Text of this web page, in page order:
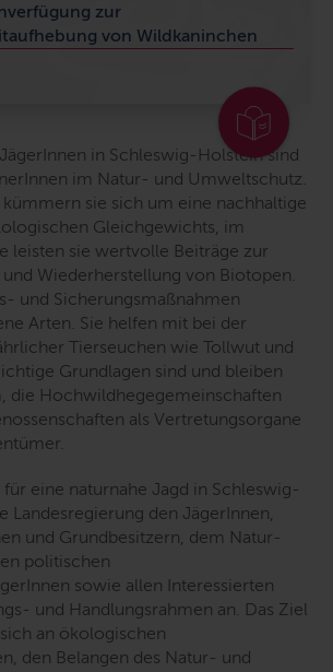
zur
von Wildkaninchen
in Schleswig-Holstein sind
im Natur- und Umweltschutz.
kümmern sie sich um eine nachhaltige
Gleichgewichts, im
leisten sie wertvolle Beiträge zur
Wiederherstellung von Biotopen.
und Sicherungsmaßnahmen
Arten. Sie helfen mit bei der
Tierseuchen wie Tollwut und
Grundlagen sind und bleiben
die Hochwildhegegemeinschaften
als Vertretungsorgane
eine naturnahe Jagd in Schleswig-
Landesregierung den JägerInnen,
und Grundbesitzern, dem Natur-
politischen
sowie allen Interessierten
und Handlungsrahmen an. Das Ziel
an ökologischen
den Belangen des Natur- und